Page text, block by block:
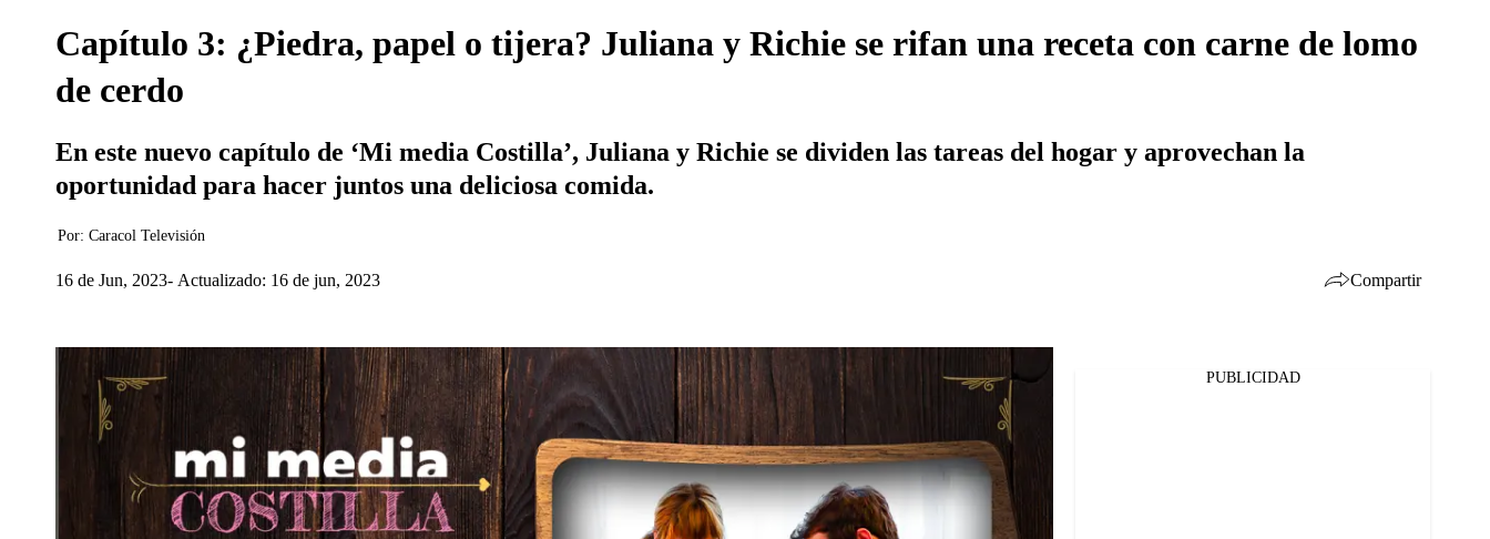
Capítulo 3: ¿Piedra, papel o tijera? Juliana y Richie se rifan una receta con carne de lomo
de cerdo
En este nuevo capítulo de ‘Mi media Costilla’, Juliana y Richie se dividen las tareas del hogar y aprovechan la
oportunidad para hacer juntos una deliciosa comida.
Por: Caracol Televisión
16 de Jun, 2023 Actualizado: 16 de jun, 2023 Compartir
PUBLICIDAD